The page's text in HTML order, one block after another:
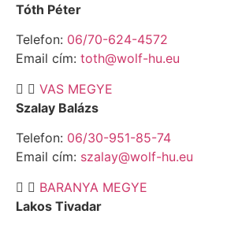
Tóth Péter
Telefon: 06/70-624-4572
Email cím: toth@wolf-hu.eu
VAS MEGYE
Szalay Balázs
Telefon: 06/30-951-85-74
Email cím: szalay@wolf-hu.eu
BARANYA MEGYE
Lakos Tivadar